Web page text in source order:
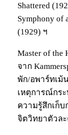
Shattered
Symphony of
(1929) ฯ
Master of the
จาก
พัก/อพาร์ทเม้
เหตุการณ์กร
ความรู้สึกเก็
จิตวิทยาตัวล